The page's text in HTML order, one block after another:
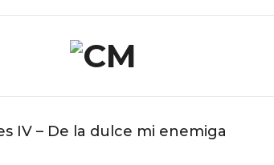
IV – De la dulce mi enemiga